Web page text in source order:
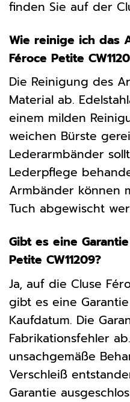
finden Sie auf der
Wie reinige ich das
Féroce Petite
Die Reinigung des
Material ab.
einem milden
weichen Bürste
Lederarmbänder
Lederpflege
Armbänder können
Tuch abgewischt
Gibt es eine
Petite CW11209?
Ja, auf die Cluse
gibt es eine
Kaufdatum. Die
Fabrikationsfehler
unsachgemäße
Verschleiß
Garantie